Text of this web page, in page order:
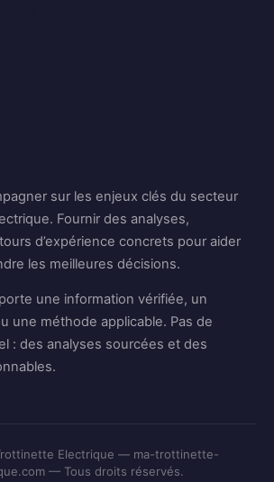
sur les enjeux clés du secteur
Fournir des analyses,
d’expérience concrets pour aider
les meilleures décisions.
une information vérifiée, un
une méthode applicable. Pas de
: des analyses sourcées et des
Electrique — ma-trottinette-
— Tous droits réservés.